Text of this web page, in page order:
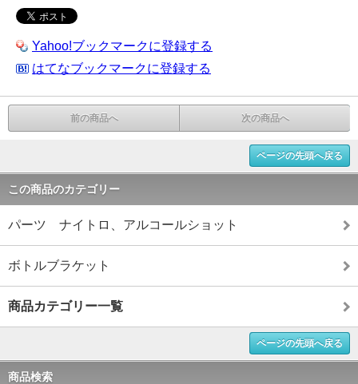
Yahoo!ブックマークに登録する
はてなブックマークに登録する
前の商品へ 次の商品へ
ページの先頭へ戻る
この商品のカテゴリー
パーツ ナイトロ、アルコールショット
ボトルブラケット
商品カテゴリー一覧
ページの先頭へ戻る
商品検索